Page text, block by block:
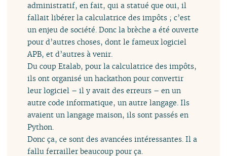
administratif, en fait, qui a statué que oui, il
fallait libérer la calculatrice des impôts ; c’est
un enjeu de société. Donc la brèche a été ouverte
pour d’autres choses, dont le fameux logiciel
APB, et d’autres à venir.
Du coup Etalab, pour la calculatrice des impôts,
ils ont organisé un hackathon pour convertir
leur logiciel – il y avait des erreurs – en un
autre code informatique, un autre langage. Ils
avaient un langage maison, ils sont passés en
Python.
Donc ça, ce sont des avancées intéressantes. Il a
fallu ferrailler beaucoup pour ça.